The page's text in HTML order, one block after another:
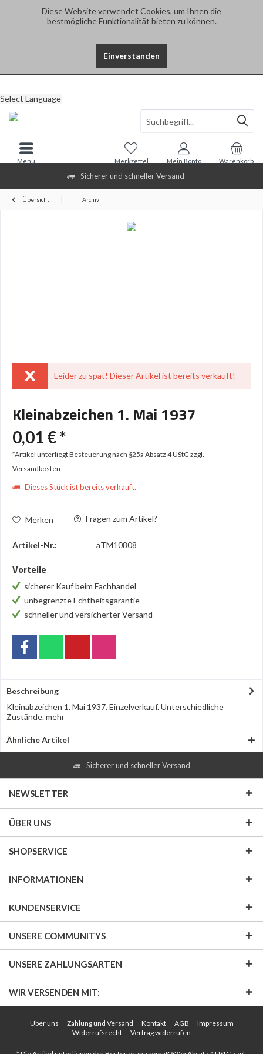
Diese Website verwendet Cookies, um Ihnen die
bestmögliche Funktionalität bieten zu können.
Einverstanden
Sicherer und schneller Versand
Select Language
Warenkorb
Merkzettel Mein Konto
Menü
Übersicht Archiv
Leider zu spät! Dieser Artikel ist bereits verkauft!
Kleinabzeichen 1. Mai 1937
0,01 € *
*Artikel unterliegt Besteuerung nach §25a Absatz 4 UStG zzgl.
Versandkosten
Dieses Stück ist bereits verkauft.
Merken Fragen zum Artikel?
Artikel-Nr.: aTM10808
Vorteile
sicherer Kauf beim Fachhandel
unbegrenzte Echtheitsgarantie
schneller und versicherter Versand
Beschreibung
Kleinabzeichen 1. Mai 1937. Einzelverkauf. Unterschiedliche
Zustände.mehr
Ähnliche Artikel
Sicherer und schneller Versand
NEWSLETTER
ÜBER UNS
SHOPSERVICE
INFORMATIONEN
KUNDENSERVICE
UNSERE COMMUNITYS
UNSERE ZAHLUNGSARTEN
WIR VERSENDEN MIT:
Über uns Zahlung und Versand Kontakt AGB
Impressum
Widerrufsrecht
Vertrag widerrufen